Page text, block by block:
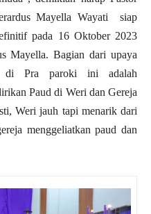
Mayella Wayati siap
pada 16 Oktober 2023
Mayella. Bagian dari upaya
di Pra paroki ini adalah
Paud di Weri dan Gereja
Weri jauh tapi menarik dari
menggeliatkan paud dan